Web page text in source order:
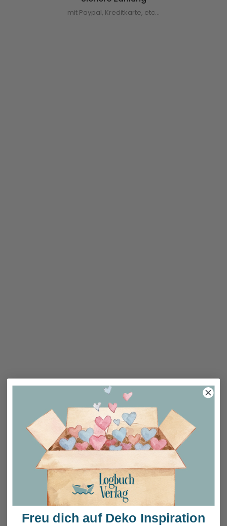
mit Paypal, Kreditkarte, etc...
Freu dich auf Deko Inspiration